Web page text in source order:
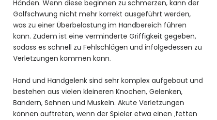
Händen. Wenn diese beginnen zu schmerzen, kann der
Golfschwung nicht mehr korrekt ausgeführt werden,
was zu einer Überbelastung im Handbereich führen
kann. Zudem ist eine verminderte Griffigkeit gegeben,
sodass es schnell zu Fehlschlägen und infolgedessen zu
Verletzungen kommen kann.
Hand und Handgelenk sind sehr komplex aufgebaut und
bestehen aus vielen kleineren Knochen, Gelenken,
Bändern, Sehnen und Muskeln. Akute Verletzungen
können auftreten, wenn der Spieler etwa einen ‚fetten